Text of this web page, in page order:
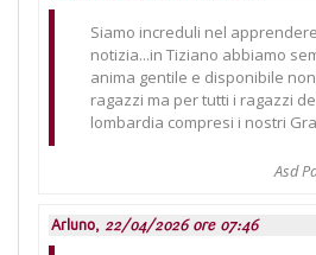
Siamo increduli nel
notizia...in Tiziano abbiamo
anima gentile e disponibile
ragazzi ma per tutti i ragazzi
lombardia compresi i nostri
Asd
Arluno, 22/04/2026 ore 07:46